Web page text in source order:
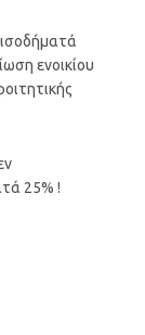
ενοικίου
25% !